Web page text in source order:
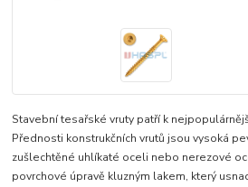
Stavební tesařské vruty patří k
Přednosti konstrukčních vrutů jsou vysoká
zušlechtěné uhlíkaté oceli nebo nerezové
povrchové úpravě kluzným lakem, který